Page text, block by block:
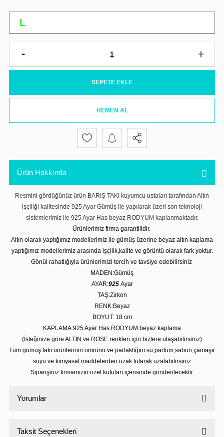
SEPETE EKLE
HEMEN AL
Ürün Hakkında
Resmini gördüğünüz ürün BARIŞ TAKI kuyumcu ustaları tarafından Altın
işçiliği kalitesinde 925 Ayar Gümüş ile yapılarak üzeri son teknoloji
sistemlerimiz ile 925 Ayar Has beyaz RODYUM kaplanmaktadır.
Ürünlerimiz firma garantilidir.
Altın olarak yaptığımız modellerimiz ile gümüş üzerine beyaz altın kaplama
yaptığımız modellerimiz arasında işçilik,kalite ve görüntü olarak fark yoktur.
Gönül rahatlığıyla ürünlerimizi tercih ve tavsiye edebilirsiniz
MADEN:Gümüş
AYAR:925 Ayar
TAŞ:Zirkon
RENK:Beyaz
BOYUT: 18 cm
KAPLAMA:925 Ayar Has RODYUM beyaz kaplama
(İsteğinize göre ALTIN ve ROSE renkleri için bizlere ulaşabilirsiniz)
Tüm gümüş takı ürünlerinin ömrünü ve parlaklığını su,parfüm,sabun,çamaşır
suyu ve kimyasal maddelerden uzak tutarak uzatabilirsiniz
Siparişiniz firmamızın özel kutuları içerisinde gönderilecektir.
Yorumlar
Taksit Seçenekleri